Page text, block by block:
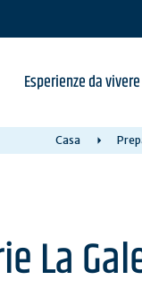
Esperienze da vivere
Casa
La